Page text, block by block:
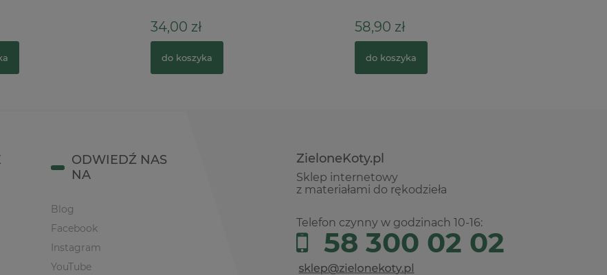
34,00 zł
do koszyka
58,90 zł
do koszyka
ZieloneKoty.pl
Sklep internetowy
z materiałami do rękodzieła
Telefon czynny w godzinach 10-16:
58 300 02 02
ODWIEDŹ NAS
NA
Blog
Facebook
Instagram
YouTube